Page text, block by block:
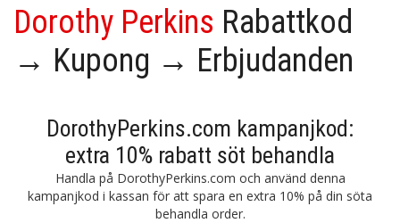
Dorothy Perkins Rabattkod
→ Kupong → Erbjudanden
DorothyPerkins.com kampanjkod:
extra 10% rabatt söt behandla
Handla på DorothyPerkins.com och använd denna
kampanjkod i kassan för att spara en extra 10% på din söta
behandla order.